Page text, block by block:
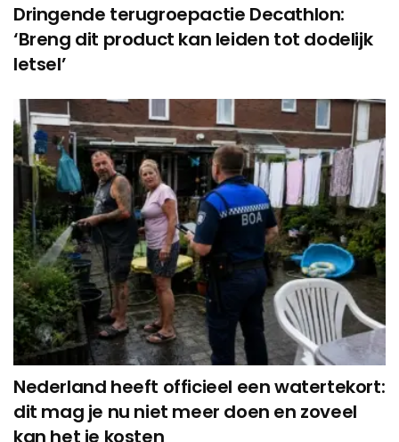
Dringende terugroepactie Decathlon:
‘Breng dit product kan leiden tot dodelijk
letsel’
Nederland heeft officieel een watertekort:
dit mag je nu niet meer doen en zoveel
kan het je kosten